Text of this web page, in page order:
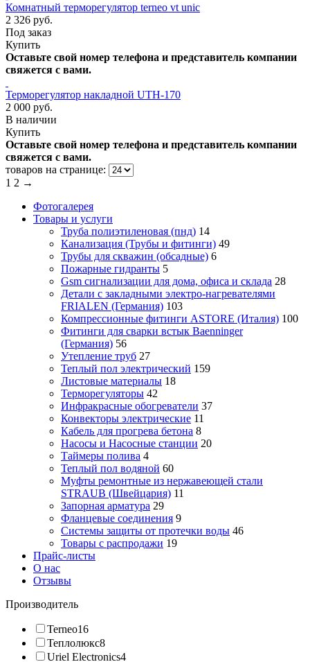
Комнатный терморегулятор terneo vt unic
2 326 руб.
Под заказ
Купить
Оставьте свой номер телефона и представитель компании
свяжется с вами.
Терморегулятор накладной UTH-170
2 000 руб.
В наличии
Купить
Оставьте свой номер телефона и представитель компании
свяжется с вами.
товаров на странице:
1 2 →
Фотогалерея
Товары и услуги
Труба полиэтиленовая (пнд) 14
Канализация (Трубы и фитинги) 49
Трубы для скважин (обсадные) 6
Пожарные гидранты 5
Gsm сигнализации для дома, офиса и склада 28
Детали с закладными электро-нагревателями
FRIALEN (Германия) 103
Компрессионные фитинги ASTORE (Италия) 100
Фитинги для сварки встык Baenninger
(Германия) 56
Утепление труб 27
Теплый пол электрический 159
Листовые материалы 18
Терморегуляторы 42
Инфракрасные обогреватели 37
Конвекторы электрические 11
Кабель для прогрева бетона 8
Насосы и Насосные станции 20
Таймеры полива 4
Теплый пол водяной 60
Муфты ремонтные из нержавеющей стали
STRAUB (Швейцария) 11
Запорная арматура 29
Фланцевые соединения 9
Системы защиты от протечки воды 46
Товары с распродажи 19
Прайс-листы
О нас
Отзывы
Производитель
Terneo16
Теплолюкс8
Uriel Electronics4